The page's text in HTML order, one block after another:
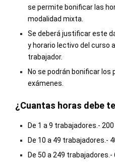
se permite bonificar las
modalidad mixta.
Se deberá justificar este
y horario lectivo del curso
trabajador.
No se podrán bonificar los
exámenes.
¿Cuantas horas debe
De 1 a 9 trabajadores.-
De 10 a 49 trabajadores.-
De 50 a 249 trabajadores.-